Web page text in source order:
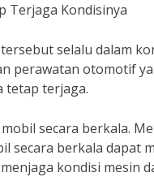
Terjaga Kondisinya
selalu dalam
perawatan otomotif
tetap terjaga.
secara berkala.
secara berkala dapat
kondisi mesin